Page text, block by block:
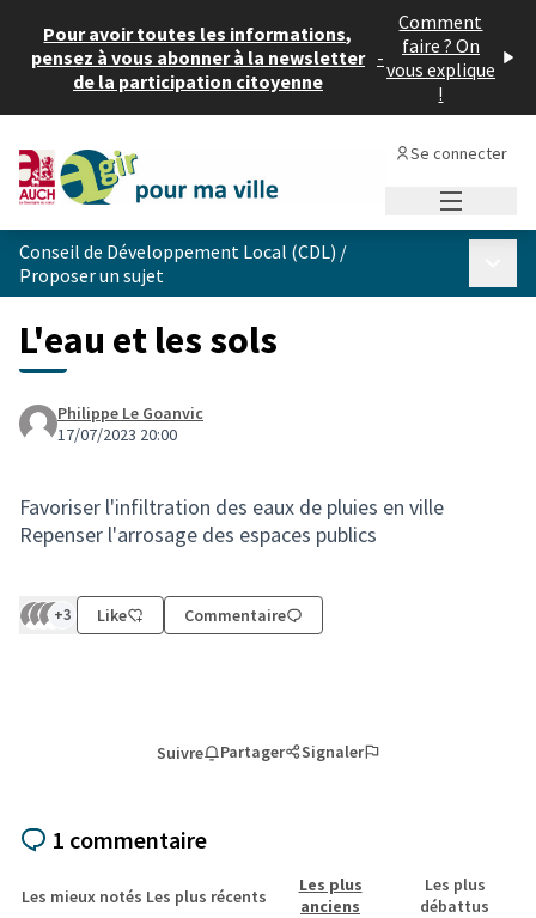
Pour avoir toutes les informations,
pensez à vous abonner à la newsletter
de la participation citoyenne
-
Comment
faire ? On
vous explique
!
Se connecter
Conseil de Développement Local (CDL) /
Proposer un sujet
L'eau et les sols
Philippe Le Goanvic
17/07/2023 20:00
Favoriser l'infiltration des eaux de pluies en ville
Repenser l'arrosage des espaces publics
+3 Like Commentaire
Suivre Partager Signaler
1 commentaire
Les mieux notés Les plus récents
Les plus
anciens
Les plus
débattus